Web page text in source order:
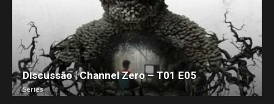
Discussão | Channel Zero – T01 E05
Séries